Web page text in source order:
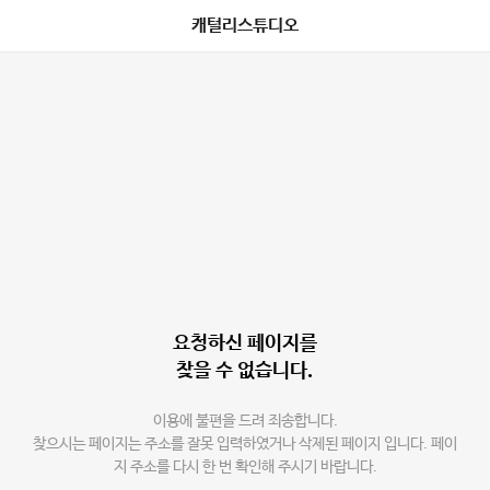
캐털리스튜디오
요청하신 페이지를
찾을 수 없습니다.
이용에 불편을 드려 죄송합니다.
찾으시는 페이지는 주소를 잘못 입력하였거나 삭제된 페이지 입니다. 페이
지 주소를 다시 한 번 확인해 주시기 바랍니다.